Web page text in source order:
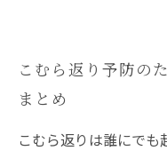
こむら返り予防の
まとめ
こむら返りは誰にで